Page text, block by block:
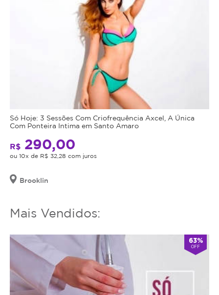
Só Hoje: 3 Sessões Com Criofrequência Axcel, A Única
Com Ponteira Intima em Santo Amaro
R$ 290,00
ou 10x de R$ 32,28 com juros
Brooklin
Mais Vendidos:
63%
OFF